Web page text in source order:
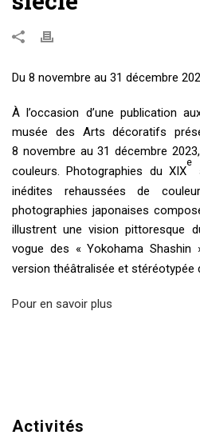
Du 8 novembre au 31 décembre
À l’occasion d’une publication
musée des Arts décoratifs
8 novembre au 31 décembre
couleurs. Photographies duXIX
e
inédites rehaussées de
photographies japonaises
illustrent une vision pittoresque
vogue des « Yokohama Shashin
version théâtralisée et stéréotypée
Pour en savoir plus
Activités